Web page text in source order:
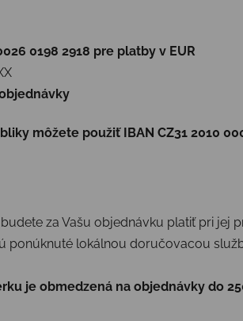
0198 2918 pre platby v EUR
môžete použiť IBAN CZ31 2010
za Vašu objednávku platiť pri
ponúknuté lokálnou doručovacou
je obmedzená na objednávky do